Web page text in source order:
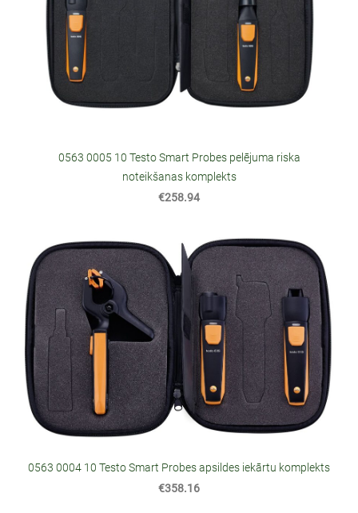
0563 0005 10 Testo Smart Probes pelējuma riska
noteikšanas komplekts
€258.94
0563 0004 10 Testo Smart Probes apsildes iekārtu komplekts
€358.16